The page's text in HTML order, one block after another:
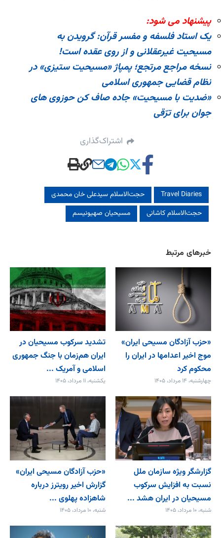
پیشنهاد می شود:
یک استاد فلسفه و مفسر قرآن: گرویدن به
مسیحیت غیرعقلانی و از روی عقده‌ است!
نسخه مراجع مرتجع؛ پمپاژ «مسیحیت ستیزی» در
نظام قضایی جمهوری اسلامی
«ضدیت با مسیحیت» جاده صاف کن حوزوی های
جوان برای ترّقی
اشتراک‌گذاری
Travel Diaries
حجت‌الاسلام سیدعلی خان محمدی
حجت‌الاسلام کاشانی
مسیحیان صهیونیسم
خبرهای مرتبط
«حزب آزادگان مسیحی ایران»
موج اخیر اعدامها در ایران را
محکوم کرد
چهارشنبه، ۱۴ مرداد، ۱۴۰۵
تشدید سرکوب مسیحیان در
ایران هم‌زمان با جنگ جمهوری
اسلامی و آمریک ...
یکشنبه، ۱۱ مرداد، ۱۴۰۵
گزارشگر ویژه سازمان ملل
نسبت به افزایش سرکوب
مسیحیان در ایران هشد ...
شنبه، ۱۰ مرداد، ۱۴۰۵
«حزب آزادگان مسیحی ایران»
گزارش اخیر رویترز درباره
شاهزاده پهلوی ...
شنبه، ۱۰ مرداد، ۱۴۰۵